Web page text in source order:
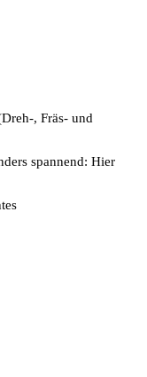
, Fräs- und
spannend: Hier